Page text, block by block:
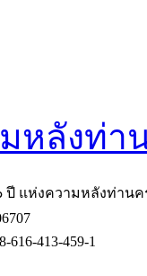
หลังท่
ปี แห่งความหลังท่าน
616-413-459-1